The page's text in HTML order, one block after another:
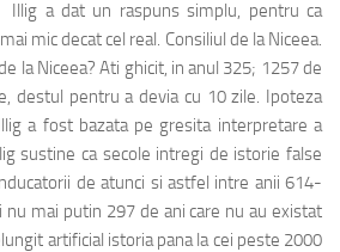
Illig a dat un raspuns simplu, pentru ca
mic decat cel real. Consiliul de la Niceea.
la Niceea? Ati ghicit, in anul 325; 1257 de
destul pentru a devia cu 10 zile. Ipoteza
a fost bazata pe gresita interpretare a
sustine ca secole intregi de istorie false
de atunci si astfel intre anii 614-
nu mai putin 297 de ani care nu au existat
artificial istoria pana la cei peste 2000